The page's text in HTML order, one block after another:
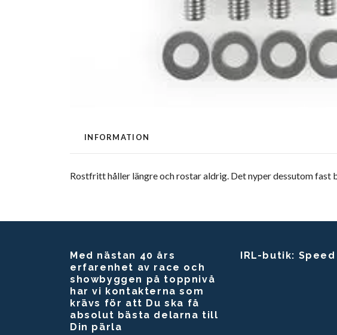
INFORMATION
Rostfritt håller längre och rostar aldrig. Det nyper dessutom fast
Med nästan 40 års
erfarenhet av race och
showbyggen på toppnivå
har vi kontakterna som
krävs för att Du ska få
absolut bästa delarna till
Din pärla
IRL-butik: Speed